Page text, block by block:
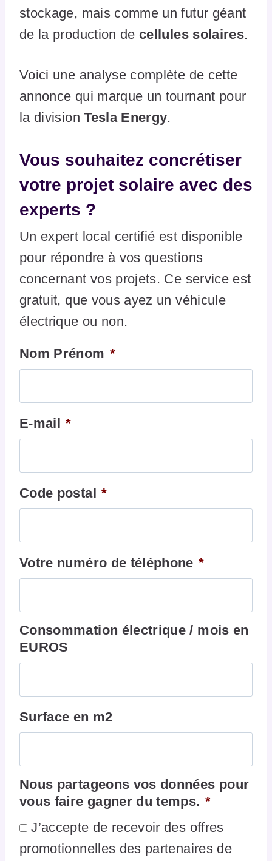
stockage, mais comme un futur géant
de la production de cellules solaires.
Voici une analyse complète de cette
annonce qui marque un tournant pour
la divisionTesla Energy.
Vous souhaitez concrétiser
votre projet solaire avec des
experts ?
Un expert local certifié est disponible
pour répondre à vos questions
concernant vos projets. Ce service est
gratuit, que vous ayez un véhicule
électrique ou non.
Nom Prénom *
E-mail *
Code postal *
Votre numéro de téléphone *
Consommation électrique / mois en
EUROS
Surface en m2
Nous partageons vos données pour
vous faire gagner du temps. *
J’accepte de recevoir des offres
promotionnelles des partenaires de